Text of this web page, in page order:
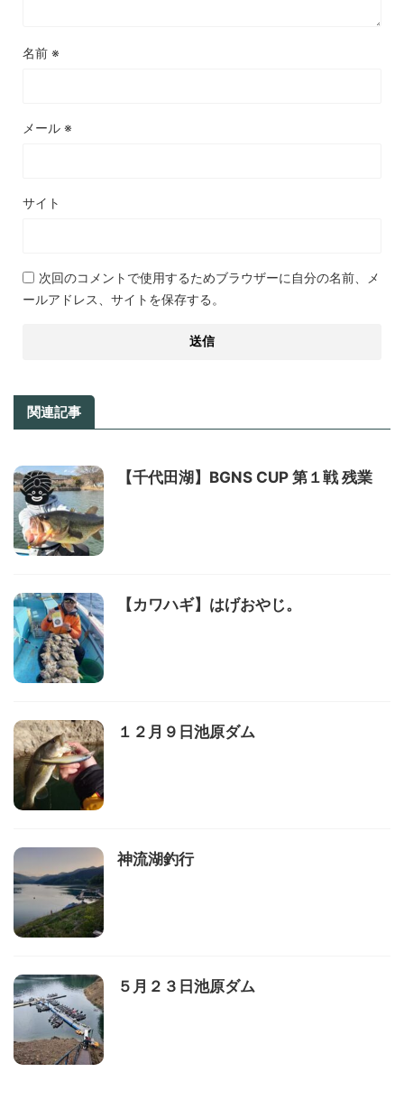
名前 ※
メール ※
サイト
次回のコメントで使用するためブラウザーに自分の名前、メ
ールアドレス、サイトを保存する。
関連記事
【千代田湖】BGNS CUP 第１戦 残業
【カワハギ】はげおやじ。
１２月９日池原ダム
神流湖釣行
５月２３日池原ダム